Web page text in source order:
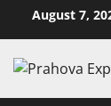
August 7,